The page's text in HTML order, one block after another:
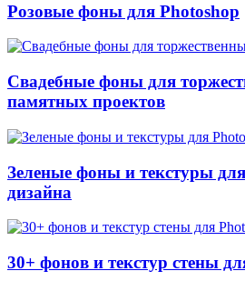
Розовые фоны для Photoshop
Свадебные фоны для
памятных проектов
Зеленые фоны и текстуры
дизайна
30+ фонов и текстур стены